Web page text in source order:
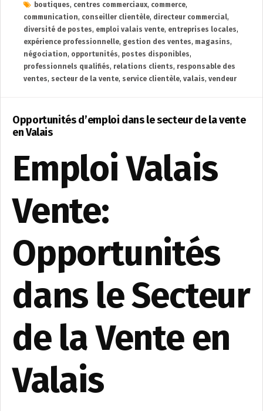
boutiques, centres commerciaux, commerce,
communication, conseiller clientèle, directeur commercial,
diversité de postes, emploi valais vente, entreprises locales,
expérience professionnelle, gestion des ventes, magasins,
négociation, opportunités, postes disponibles,
professionnels qualifiés, relations clients, responsable des
ventes, secteur de la vente, service clientèle, valais, vendeur
Opportunités d’emploi dans le secteur de la vente
en Valais
Emploi Valais
Vente:
Opportunités
dans le Secteur
de la Vente en
Valais